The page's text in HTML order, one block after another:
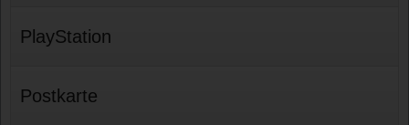
PlayStation
Postkarte